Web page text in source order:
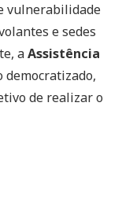
vulnerabilidade
e sedes
aAssistência
democratizado,
de realizar o